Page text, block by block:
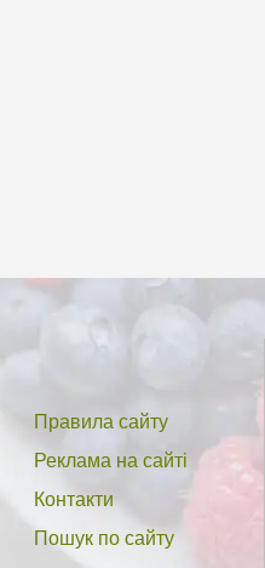
Правила сайту
Реклама на сайті
Контакти
Пошук по сайту